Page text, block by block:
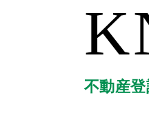
不動産